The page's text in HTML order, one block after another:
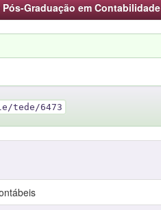
Pós-Graduação em Contabilidade
tede/6473